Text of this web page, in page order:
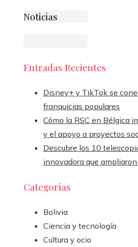
Noticias
Entradas Recientes
Disney+ y TikTok se
franquicias populares
Cómo la RSC en Bélgica
y el apoyo a proyectos
Descubre los 10
innovadora que
Categorías
Bolivia
Ciencia y tecnología
Cultura y ocio